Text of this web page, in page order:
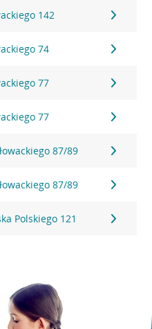
142
74
77
77
87/89
87/89
Polskiego 121